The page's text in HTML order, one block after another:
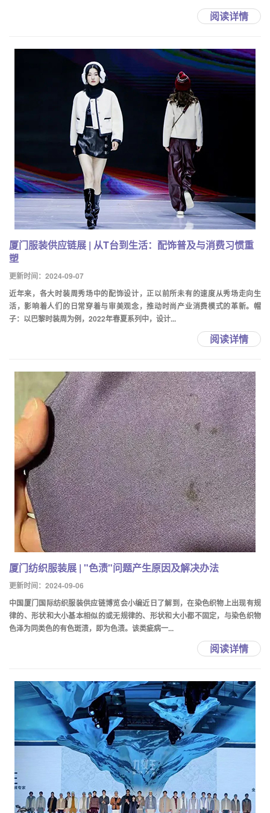
阅读详情
厦门服装供应链展 | 从T台到生活：配饰普及与消费习惯重
塑
更新时间：2024-09-07
近年来，各大时装周秀场中的配饰设计，正以前所未有的速度从秀场走向生
活，影响着人们的日常穿着与审美观念，推动时尚产业消费模式的革新。帽
子：以巴黎时装周为例，2022年春夏系列中，设计...
阅读详情
厦门纺织服装展 | "色渍"问题产生原因及解决办法
更新时间：2024-09-06
中国厦门国际纺织服装供应链博览会小编近日了解到，在染色织物上出现有规
律的、形状和大小基本相似的或无规律的、形状和大小都不固定，与染色织物
色泽为同类色的有色斑渍，即为色渍。该类疵病一...
阅读详情